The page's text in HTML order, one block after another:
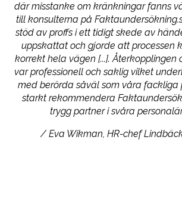
där misstanke om kränkningar fanns
till konsulterna på
stöd av proffs i ett tidigt skede av
uppskattat och gjorde att processen
korrekt hela vägen [...]. Återkopplingen
var professionell och saklig vilket
med berörda såväl som våra fackliga
starkt rekommendera
trygg partner i svåra
/ Eva Wikman, HR-chef